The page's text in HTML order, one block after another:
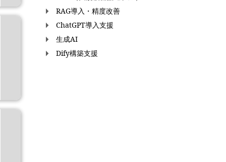
RAG導入・精度改善
ChatGPT導入支援
生成AI
Dify構築支援